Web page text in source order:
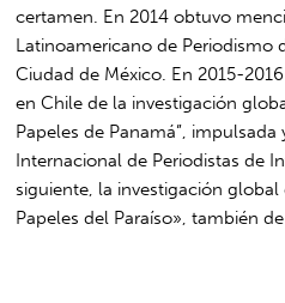
certamen. En 2014 obtuvo
Latinoamericano de Periodismo
Ciudad de México. En 2015-
en Chile de la investigación
Papeles de Panamá”,
Internacional de Periodistas de
siguiente, la investigación
Papeles del Paraíso», también